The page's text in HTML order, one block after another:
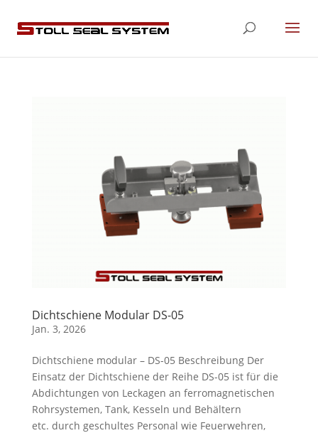
Dichtschiene Modular DS-05
Jan. 3, 2026
Dichtschiene modular – DS-05 Beschreibung Der
Einsatz der Dichtschiene der Reihe DS-05 ist für die
Abdichtungen von Leckagen an ferromagnetischen
Rohrsystemen, Tank, Kesseln und Behältern
etc. durch geschultes Personal wie Feuerwehren,